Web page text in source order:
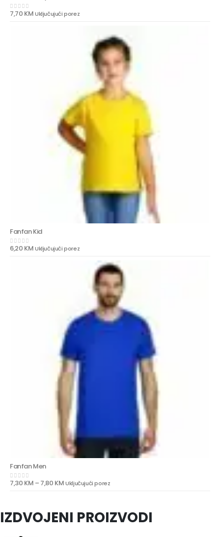
0 out of 5
7,70 KMUključujući porez
Fanfan Kid
0out of 5
6,20 KMUključujući porez
Fanfan Men
0 out of 5
7,30 KM – 7,80 KMUključujući porez
IZDVOJENI PROIZVODI